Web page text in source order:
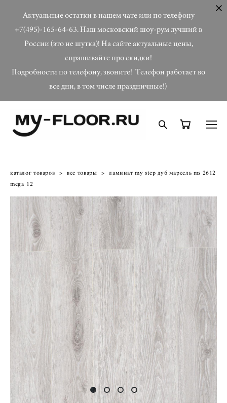
Актуальные остатки в нашем чате или по телефону
+7(495)-165-64-63. Наш московский шоу-рум лучший в
России (это не шутка)! На сайте актуальные цены,
спрашивайте про скидки!
Подробности по телефону, звоните! Телефон работает во
все дни, в том числе праздничные!)
каталог товаров > все товары >
ламинат my step дуб марсель ms 2612
mega 12